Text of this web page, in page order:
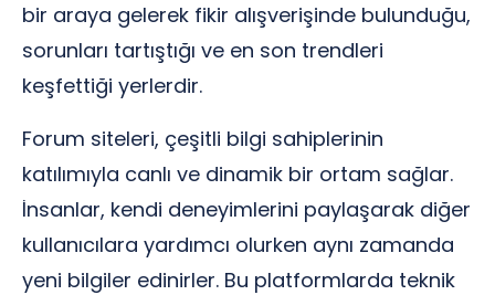
bir araya gelerek fikir alışverişinde bulunduğu,
sorunları tartıştığı ve en son trendleri
keşfettiği yerlerdir.
Forum siteleri, çeşitli bilgi sahiplerinin
katılımıyla canlı ve dinamik bir ortam sağlar.
İnsanlar, kendi deneyimlerini paylaşarak diğer
kullanıcılara yardımcı olurken aynı zamanda
yeni bilgiler edinirler. Bu platformlarda teknik